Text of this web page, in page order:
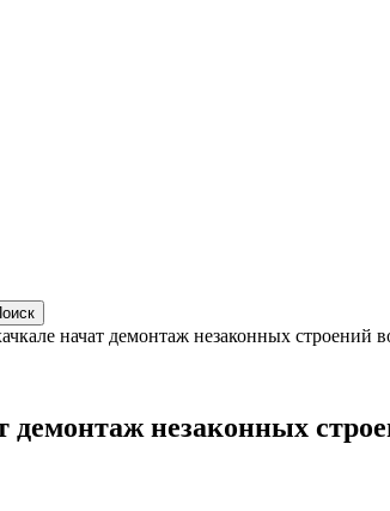
начат демонтаж незаконных строений
демонтаж незаконных